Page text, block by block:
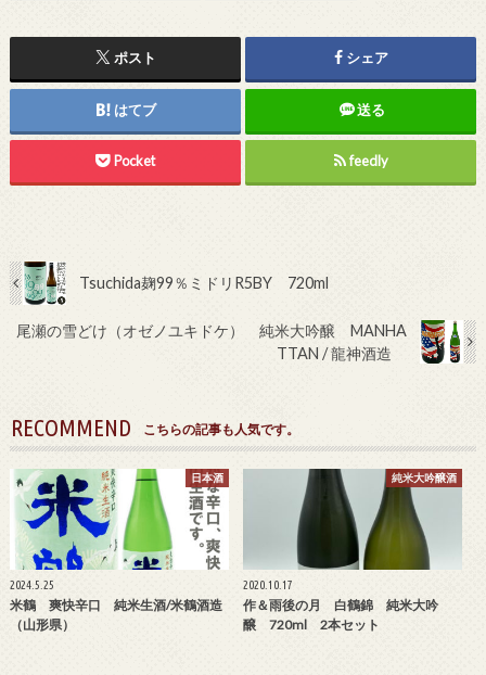
ポスト シェア
はてブ 送る
Pocket feedly
Tsuchida麹99％ミドリR5BY 720ml
尾瀬の雪どけ（オゼノユキドケ） 純米大吟醸 MANHA
TTAN / 龍神酒造
RECOMMEND こちらの記事も人気です。
日本酒
2024.5.25
米鶴 爽快辛口 純米生酒/米鶴酒造
（山形県）
純米大吟醸酒
2020.10.17
作＆雨後の月 白鶴錦 純米大吟
醸 720ml 2本セット